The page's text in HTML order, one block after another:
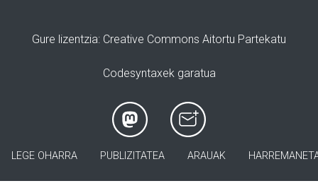
Gure lizentzia: Creative Commons Aitortu Partekatu
Codesyntaxek garatua
LEGE OHARRA PUBLIZITATEA ARAUAK